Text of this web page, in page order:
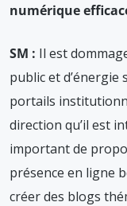
numérique
SM : Il est
public et d’énergie
portails
direction qu’il est
important de
présence en ligne
créer des blogs